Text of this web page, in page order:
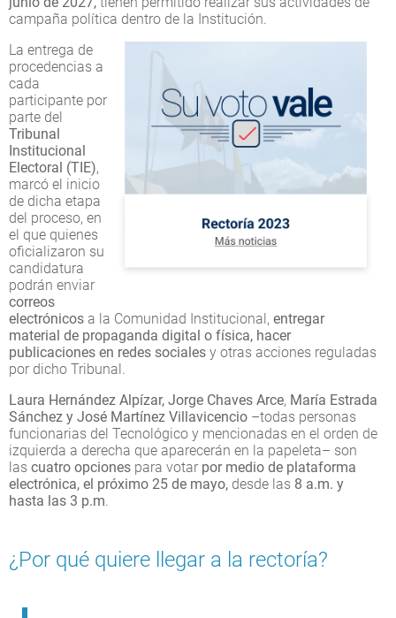
campaña política dentro de la Institución.
La entrega de
procedencias a
cada
participante por
parte del
Tribunal
Institucional
Electoral (TIE),
marcó el inicio
de dicha etapa
del proceso, en
el que quienes
oficializaron su
candidatura
podrán enviar
correos
electrónicos a la Comunidad Institucional, entregar
material de propaganda digital o física, hacer
publicaciones en redes sociales y otras acciones reguladas
por dicho Tribunal.
Laura Hernández Alpízar, Jorge Chaves Arce, María Estrada
Sánchez y José Martínez Villavicencio –todas personas
funcionarias del Tecnológico y mencionadas en el orden de
izquierda a derecha que aparecerán en la papeleta– son
las cuatro opciones para votar por medio de plataforma
electrónica, el próximo 25 de mayo, desde las 8 a.m. y
hasta las 3 p.m.
¿Por qué quiere llegar a la rectoría?